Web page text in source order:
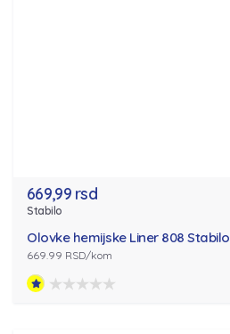
669,99 rsd
Stabilo
Olovke hemijske Liner 808 Stabilo
669.99 RSD/kom